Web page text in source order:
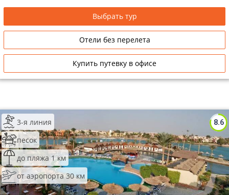
Выбрать тур
Отели без перелета
Купить путевку в офисе
8.6
3-я линия
песок
до пляжа 1 км
от аэропорта 30 км